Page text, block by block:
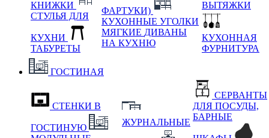
КНИЖКИ
СТУЛЬЯ ДЛЯ
КУХНИ
ТАБУРЕТЫ
ФАРТУКИ)
КУХОННЫЕ УГОЛКИ
МЯГКИЕ ДИВАНЫ
НА КУХНЮ
ВЫТЯЖКИ
КУХОННАЯ
ФУРНИТУРА
ГОСТИНАЯ
СТЕНКИ В
ГОСТИНУЮ
ЖУРНАЛЬНЫЕ
СЕРВАНТЫ
ДЛЯ ПОСУДЫ,
БАРНЫЕ